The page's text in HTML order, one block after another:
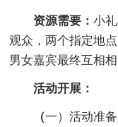
资源需要：小
观众，两个指定地
男女嘉宾最终互相
活动开展：
（一）活动准